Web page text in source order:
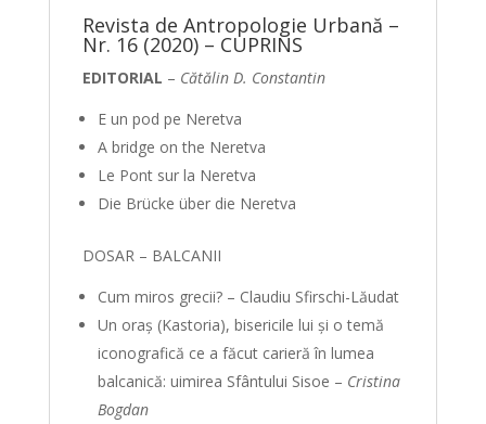
Revista de Antropologie Urbană –
Nr. 16 (2020) – CUPRINS
EDITORIAL – Cătălin D. Constantin
E un pod pe Neretva
A bridge on the Neretva
Le Pont sur la Neretva
Die Brücke über die Neretva
DOSAR – BALCANII
Cum miros grecii? – Claudiu Sfirschi-Lăudat
Un oraş (Kastoria), bisericile lui şi o temă
iconografică ce a făcut carieră în lumea
balcanică: uimirea Sfântului Sisoe – Cristina
Bogdan